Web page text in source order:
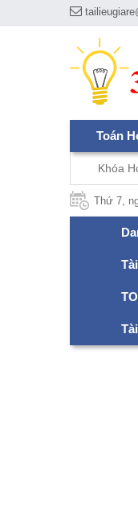
Toán
Khóa
Thứ 7,